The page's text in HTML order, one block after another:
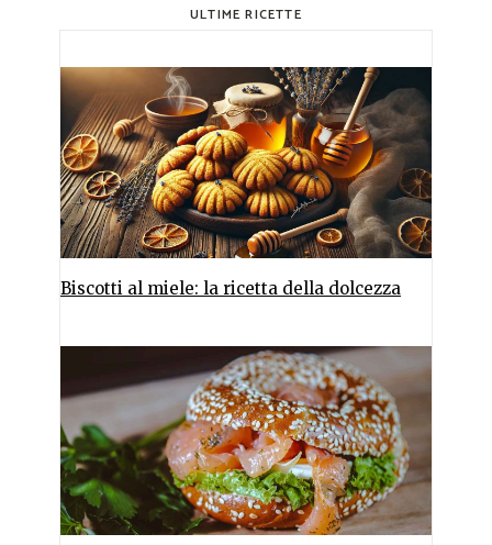
ULTIME RICETTE
Biscotti al miele: la ricetta della dolcezza